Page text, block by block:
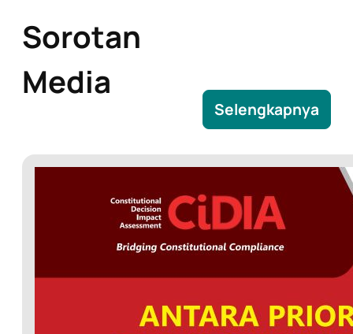
Sorotan
Media
Selengkapnya